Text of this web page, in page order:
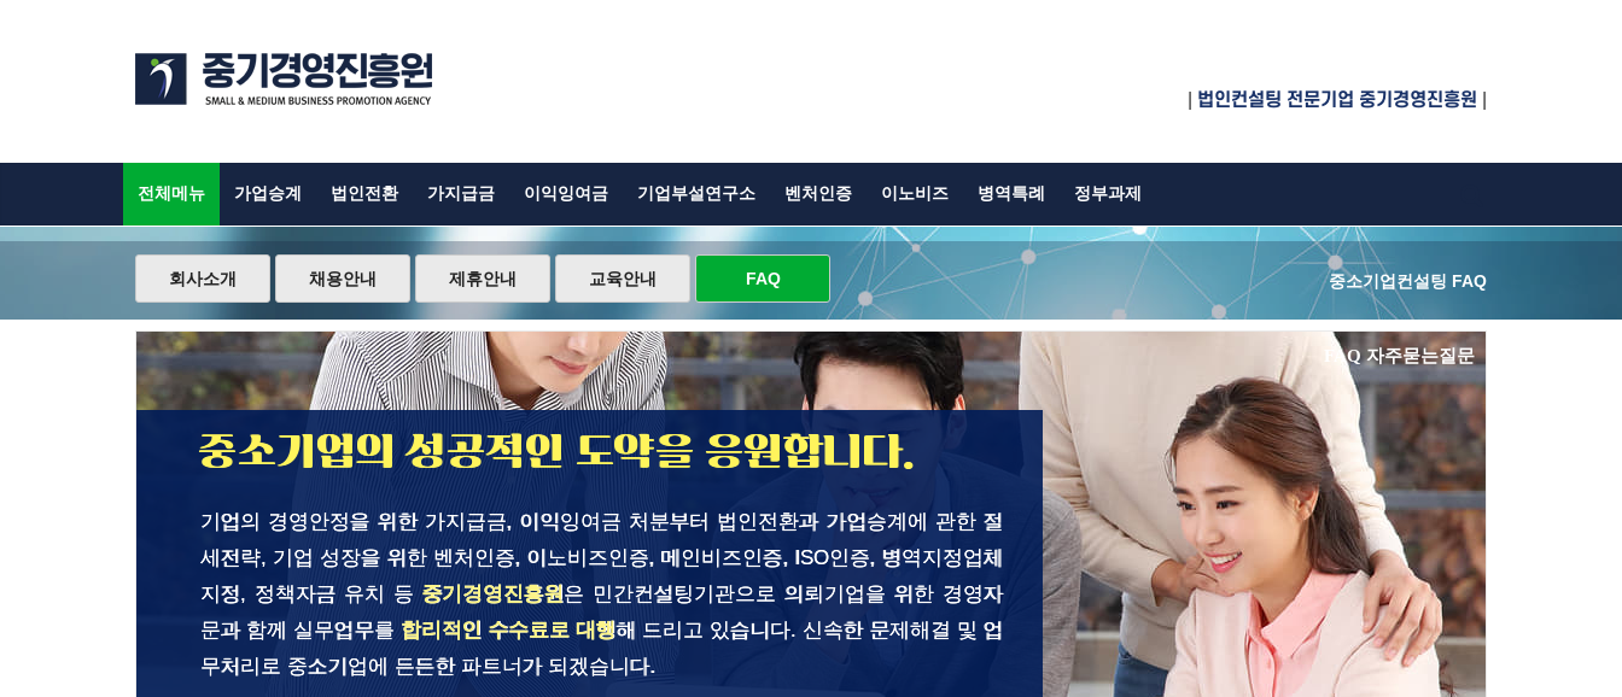
법인컨설팅 전문기업 중기경영진흥원
전체메뉴 가업승계 법인전환 가지급금 이익잉여금 기업부설연구소 벤처인증 이노비즈 병역특례 정부과제
중소기업컨설팅 FAQ
회사소개 채용안내 제휴안내 교육안내 FAQ
FAQ 자주묻는질문
중소기업의 성공적인 도약을 응원합니다.
기업의 경영안정을 위한 가지급금, 이익잉여금 처분부터 법인전환과 가업승계에 관한 절
세전략, 기업 성장을 위한 벤처인증, 이노비즈인증, 메인비즈인증, ISO인증, 병역지정업체
지정, 정책자금 유치 등 중기경영진흥원은 민간컨설팅기관으로 의뢰기업을 위한 경영자
문과 함께 실무업무를 합리적인 수수료로 대행해 드리고 있습니다. 신속한 문제해결 및 업
무처리로 중소기업에 든든한 파트너가 되겠습니다.